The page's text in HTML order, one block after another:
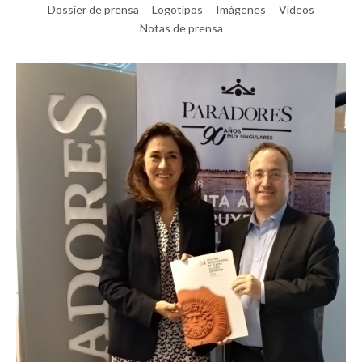
Dossier de prensa Logotipos Imágenes
Vídeos
Notas de prensa